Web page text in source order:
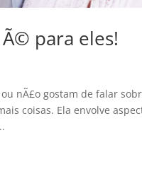
para eles!
nÃ£o gostam de falar
coisas. Ela envolve